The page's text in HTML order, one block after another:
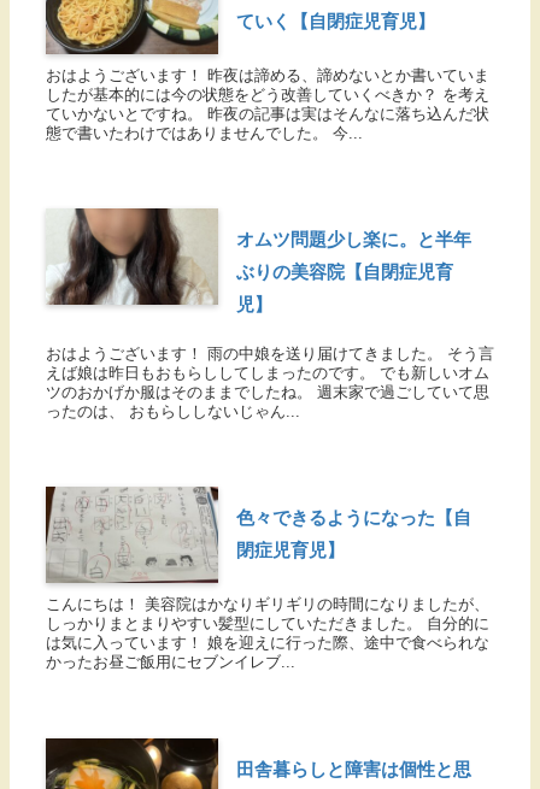
ていく【自閉症児育児】
おはようございます！ 昨夜は諦める、諦めないとか書いていま
したが基本的には今の状態をどう改善していくべきか？ を考え
ていかないとですね。 昨夜の記事は実はそんなに落ち込んだ状
態で書いたわけではありませんでした。 今...
オムツ問題少し楽に。と半年
ぶりの美容院【自閉症児育
児】
おはようございます！ 雨の中娘を送り届けてきました。 そう言
えば娘は昨日もおもらししてしまったのです。 でも新しいオム
ツのおかげか服はそのままでしたね。 週末家で過ごしていて思
ったのは、 おもらししないじゃん...
色々できるようになった【自
閉症児育児】
こんにちは！ 美容院はかなりギリギリの時間になりましたが、
しっかりまとまりやすい髪型にしていただきました。 自分的に
は気に入っています！ 娘を迎えに行った際、途中で食べられな
かったお昼ご飯用にセブンイレブ...
田舎暮らしと障害は個性と思